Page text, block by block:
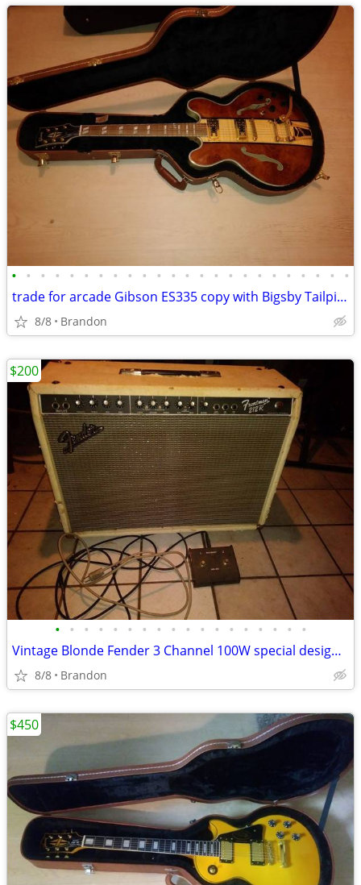
• • • • • • • • • • • • • • • • • • • • • • • •
trade for arcade Gibson ES335 copy with Bigsby Tailpiece & Gibson case
8/8 Brandon
• • • • • • • • • • • • • • • • • •
Vintage Blonde Fender 3 Channel 100W special design 2X12 Combo Amp
8/8 Brandon
$200
$450